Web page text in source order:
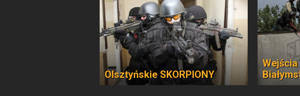
Olsztyńskie SKORPIONY